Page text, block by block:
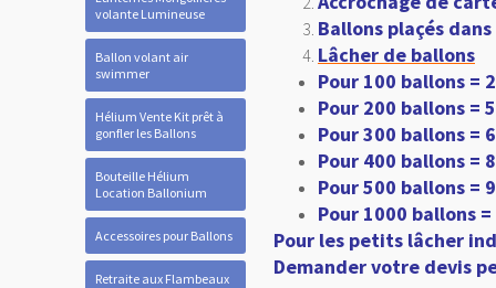
volante Lumineuse
Ballon volant air
swimmer
Hélium Vente Kit prêt à
gonfler les Ballons
Bouteille Hélium
Location Ballonium
Accessoires pour Ballons
Retraite aux Flambeaux
Ballons plaçés
Lâcher de ballons
Pour 100 ballons =
Pour 200 ballons =
Pour 300 ballons =
Pour 400 ballons =
Pour 500 ballons =
Pour 1000 ballons
Pour les petits lâcher
Demander votre devis